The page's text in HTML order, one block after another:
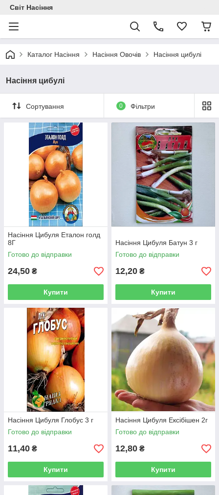
Світ Насіння
Каталог Насіння Насіння Овочів Насіння цибулі
Насіння цибулі
Сортування 0 Фільтри
Насіння Цибуля Еталон голд
8Г
Готово до відправки
24,50 ₴
Купити
Насіння Цибуля Батун 3 г
Готово до відправки
12,20 ₴
Купити
Насіння Цибуля Глобус 3 г
Готово до відправки
11,40 ₴
Купити
Насіння Цибуля Ексібішен 2г
Готово до відправки
12,80 ₴
Купити